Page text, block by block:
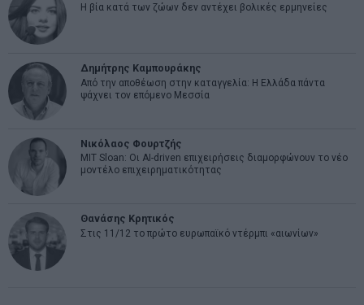
Η βία κατά των ζώων δεν αντέχει βολικές ερμηνείες
Δημήτρης Καμπουράκης
Από την αποθέωση στην καταγγελία: Η Ελλάδα πάντα
ψάχνει τον επόμενο Μεσσία
Νικόλαος Φουρτζής
MIT Sloan: Οι AI-driven επιχειρήσεις διαμορφώνουν το νέο
μοντέλο επιχειρηματικότητας
Θανάσης Κρητικός
Στις 11/12 το πρώτο ευρωπαϊκό ντέρμπι «αιωνίων»